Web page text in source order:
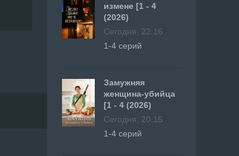
измене [1 - 4
(2026)
Сегодня, 22:16
1-4 серий
Замужняя
женщина-убийца
[1 - 4 (2026)
Сегодня, 20:15
1-4 серий